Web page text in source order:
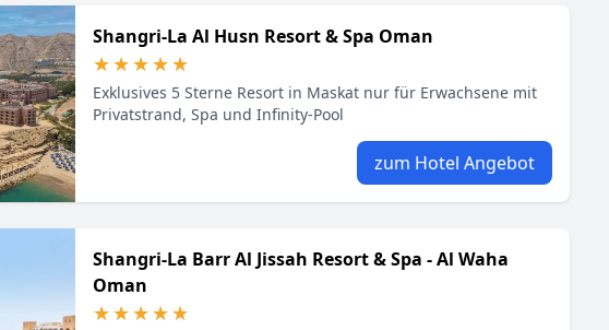
Shangri-La Al Husn Resort & Spa Oman
★★★★★
★★★★★
Exklusives 5 Sterne Resort in Maskat nur für Erwachsene mit
Privatstrand, Spa und Infinity-Pool
zum Hotel Angebot
Shangri-La Barr Al Jissah Resort & Spa - Al Waha
Oman
★★★★★
★★★★★